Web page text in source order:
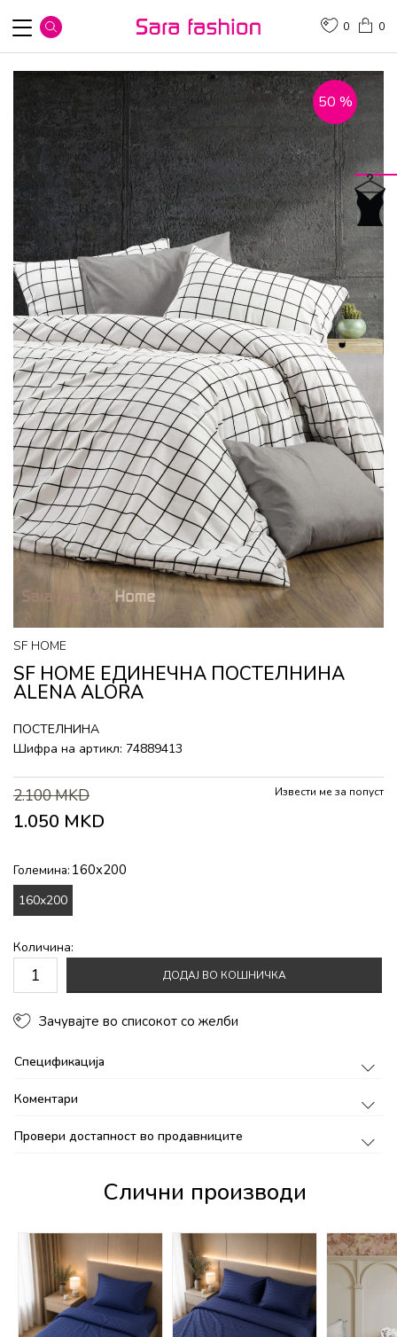
0
0
50 %
SF HOME
SF HOME ЕДИНЕЧНА ПОСТЕЛНИНА
ALENA ALORA
ПОСТЕЛНИНА
Шифра на артикл: 74889413
2.100MKD
1.050 MKD
Извести ме за попуст
Големина: 160x200
160x200
Количина:
ДОДАЈ ВО КОШНИЧКА
Зачувајте во списокот со желби
Спецификација
Коментари
Провери достапност во продавниците
Слични производи